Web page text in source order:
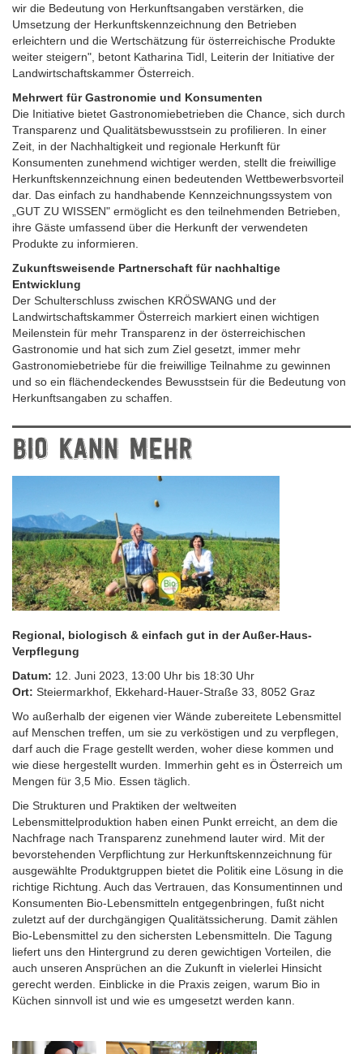
wir die Bedeutung von Herkunftsangaben verstärken, die
Umsetzung der Herkunftskennzeichnung den Betrieben
erleichtern und die Wertschätzung für österreichische Produkte
weiter steigern", betont Katharina Tidl, Leiterin der Initiative der
Landwirtschaftskammer Österreich.
Mehrwert für Gastronomie und Konsumenten
Die Initiative bietet Gastronomiebetrieben die Chance, sich durch
Transparenz und Qualitätsbewusstsein zu profilieren. In einer
Zeit, in der Nachhaltigkeit und regionale Herkunft für
Konsumenten zunehmend wichtiger werden, stellt die freiwillige
Herkunftskennzeichnung einen bedeutenden Wettbewerbsvorteil
dar. Das einfach zu handhabende Kennzeichnungssystem von
„GUT ZU WISSEN" ermöglicht es den teilnehmenden Betrieben,
ihre Gäste umfassend über die Herkunft der verwendeten
Produkte zu informieren.
Zukunftsweisende Partnerschaft für nachhaltige
Entwicklung
Der Schulterschluss zwischen KRÖSWANG und der
Landwirtschaftskammer Österreich markiert einen wichtigen
Meilenstein für mehr Transparenz in der österreichischen
Gastronomie und hat sich zum Ziel gesetzt, immer mehr
Gastronomiebetriebe für die freiwillige Teilnahme zu gewinnen
und so ein flächendeckendes Bewusstsein für die Bedeutung von
Herkunftsangaben zu schaffen.
BIO KANN MEHR
Regional, biologisch & einfach gut in der Außer-Haus-
Verpflegung
Datum: 12. Juni 2023, 13:00 Uhr bis 18:30 Uhr
Ort: Steiermarkhof, Ekkehard-Hauer-Straße 33, 8052 Graz
Wo außerhalb der eigenen vier Wände zubereitete Lebensmittel
auf Menschen treffen, um sie zu verköstigen und zu verpflegen,
darf auch die Frage gestellt werden, woher diese kommen und
wie diese hergestellt wurden. Immerhin geht es in Österreich um
Mengen für 3,5 Mio. Essen täglich.
Die Strukturen und Praktiken der weltweiten
Lebensmittelproduktion haben einen Punkt erreicht, an dem die
Nachfrage nach Transparenz zunehmend lauter wird. Mit der
bevorstehenden Verpflichtung zur Herkunftskennzeichnung für
ausgewählte Produktgruppen bietet die Politik eine Lösung in die
richtige Richtung. Auch das Vertrauen, das Konsumentinnen und
Konsumenten Bio-Lebensmitteln entgegenbringen, fußt nicht
zuletzt auf der durchgängigen Qualitätssicherung. Damit zählen
Bio-Lebensmittel zu den sichersten Lebensmitteln. Die Tagung
liefert uns den Hintergrund zu deren gewichtigen Vorteilen, die
auch unseren Ansprüchen an die Zukunft in vielerlei Hinsicht
gerecht werden. Einblicke in die Praxis zeigen, warum Bio in
Küchen sinnvoll ist und wie es umgesetzt werden kann.